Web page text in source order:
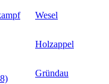
Wesel
Holzappel
Gründau